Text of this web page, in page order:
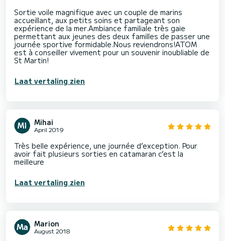
Sortie voile magnifique avec un couple de marins
accueillant, aux petits soins et partageant son
expérience de la mer.Ambiance familiale très gaie
permettant aux jeunes des deux familles de passer une
journée sportive formidable.Nous reviendrons!ATOM
est à conseiller vivement pour un souvenir inoubliable de
St Martin!
Laat vertaling zien
Mihai
April 2019
Très belle expérience, une journée d’exception. Pour
avoir fait plusieurs sorties en catamaran c’est la
meilleure
Laat vertaling zien
Marion
August 2018